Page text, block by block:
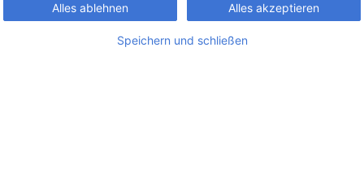
Alles ablehnen Alles akzeptieren
Speichern und schließen